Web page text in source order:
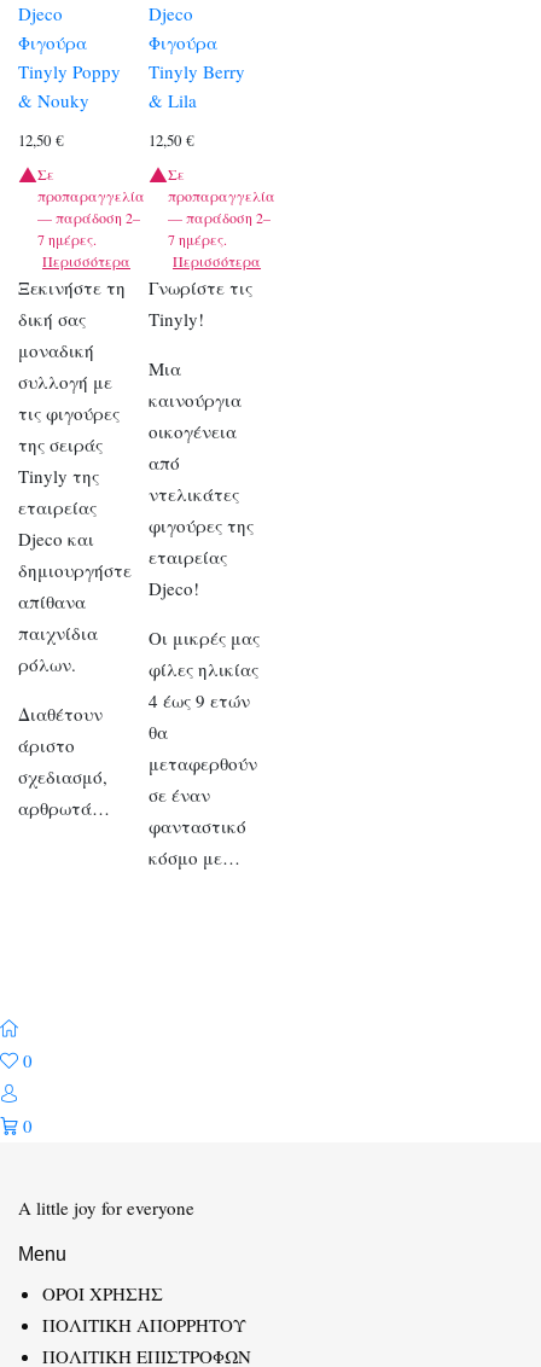
Djeco
Φιγούρα
Tinyly Poppy
& Nouky
12,50 €
Σε
προπαραγγελία
— παράδοση 2–
7 ημέρες.
Περισσότερα
Ξεκινήστε τη
δική σας
μοναδική
συλλογή με
τις φιγούρες
της σειράς
Tinyly της
εταιρείας
Djeco και
δημιουργήστε
απίθανα
παιχνίδια
ρόλων.
Διαθέτουν
άριστο
σχεδιασμό,
αρθρωτά…
Djeco
Φιγούρα
Tinyly Berry
& Lila
12,50€
Σε
προπαραγγελία
— παράδοση 2–
7 ημέρες.
Περισσότερα
Γνωρίστε τις
Tinyly!
Μια
καινούργια
οικογένεια
από
ντελικάτες
φιγούρες της
εταιρείας
Djeco!
Οι μικρές μας
φίλες ηλικίας
4 έως 9 ετών
θα
μεταφερθούν
σε έναν
φανταστικό
κόσμο με…
0
0
A little joy for everyone
Menu
ΟΡΟΙ ΧΡΗΣΗΣ
ΠΟΛΙΤΙΚΗ ΑΠΟΡΡΗΤΟΥ
ΠΟΛΙΤΙΚΗ ΕΠΙΣΤΡΟΦΩΝ